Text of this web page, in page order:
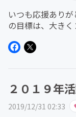
いつも応援あり
の目標は、大き
業予定です。【
２０１９年
2019/12/31 02:33